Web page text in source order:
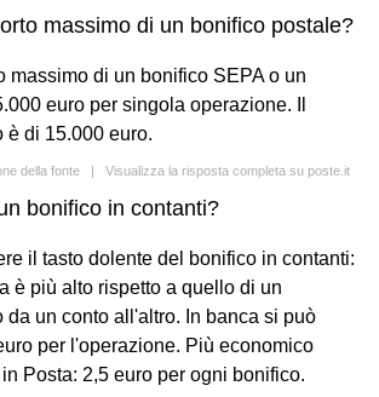
massimo di un bonifico postale?
massimo di un bonifico SEPA o un
euro per singola operazione. Il
è di 15.000 euro.
della fonte | Visualizza la risposta completa su poste.it
bonifico in contanti?
il tasto dolente del bonifico in contanti:
è più alto rispetto a quello di un
da un conto all'altro. In banca si può
per l'operazione. Più economico
Posta: 2,5 euro per ogni bonifico.